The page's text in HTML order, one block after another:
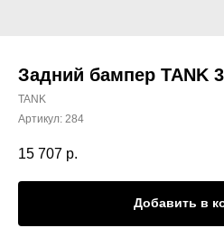
Задний бампер TANK
TANK
Артикул: 284
15 707 р.
Добавить в